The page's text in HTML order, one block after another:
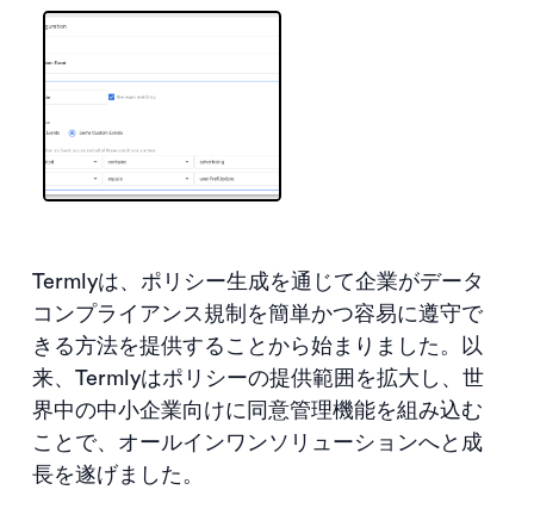
Termlyは、ポリシー生成を通じて企業がデータ
コンプライアンス規制を簡単かつ容易に遵守で
きる方法を提供することから始まりました。以
来、Termlyはポリシーの提供範囲を拡大し、世
界中の中小企業向けに同意管理機能を組み込む
ことで、オールインワンソリューションへと成
長を遂げました。